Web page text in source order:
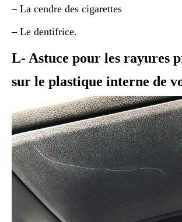
– La cendre des cigarettes
– Le dentifrice.
L- Astuce pour les rayures
sur le plastique interne de